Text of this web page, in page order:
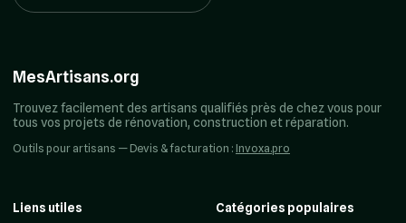
MesArtisans.org
Trouvez facilement des artisans qualifiés près de chez vous pour
tous vos projets de rénovation, construction et réparation.
Outils pour artisans — Devis & facturation : Invoxa.pro
Liens utiles
Catégories populaires